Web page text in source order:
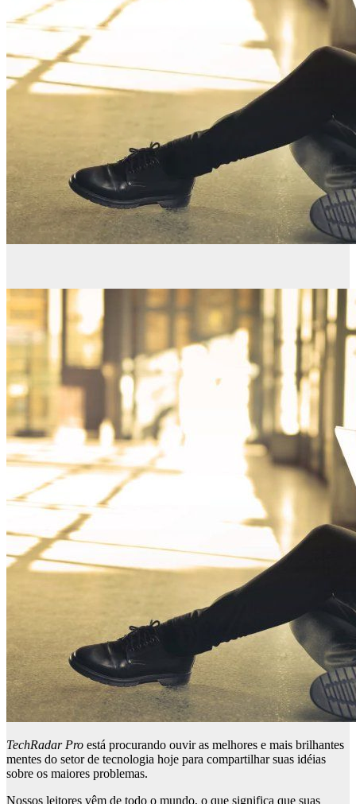
TechRadar Pro está procurando ouvir as melhores e mais brilhantes
mentes do setor de tecnologia hoje para compartilhar suas idéias
sobre os maiores problemas.
Nossos leitores vêm de todo o mundo, o que significa que suas